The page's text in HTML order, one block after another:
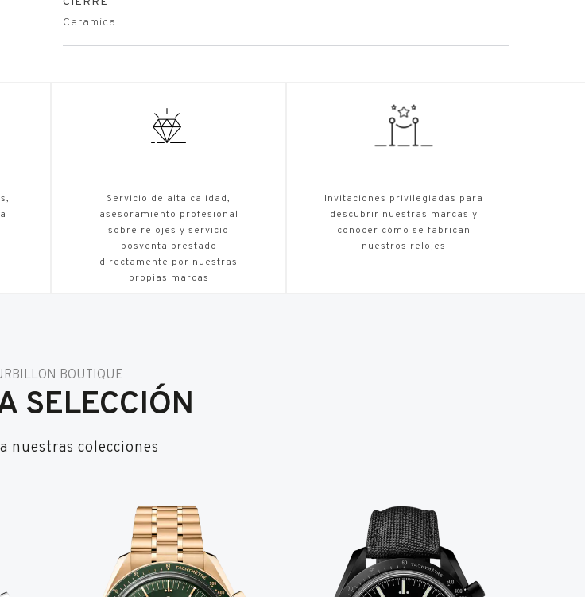
Ceramica
Servicio de alta calidad,
asesoramiento profesional
sobre relojes y servicio
posventa prestado
directamente por nuestras
propias marcas
Invitaciones privilegiadas para
descubrir nuestras marcas y
conocer cómo se fabrican
nuestros relojes
BOUTIQUE
SELECCIÓN
nuestras colecciones